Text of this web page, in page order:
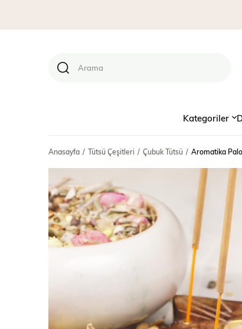
Kategoriler
Anasayfa Tütsü Çeşitleri Çubuk Tütsü Aromatika